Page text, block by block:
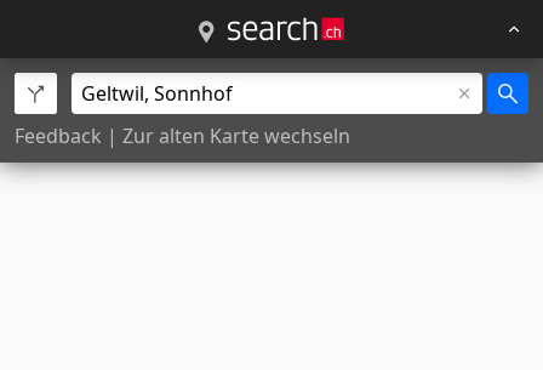
Feedback | Zur alten Karte wechseln